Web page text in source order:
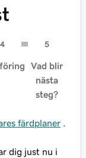
Vad blir
nästa
steg?
färdplaner
dig just nu i